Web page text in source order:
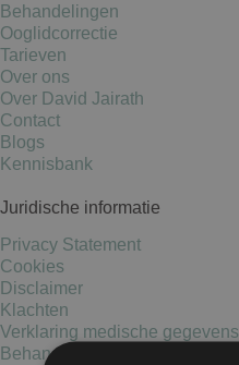
Behandelingen
Ooglidcorrectie
Tarieven
Over ons
Over David Jairath
Contact
Blogs
Kennisbank
Juridische informatie
Privacy Statement
Cookies
Disclaimer
Klachten
Verklaring medische gegevens
Behandelvoorwaarden